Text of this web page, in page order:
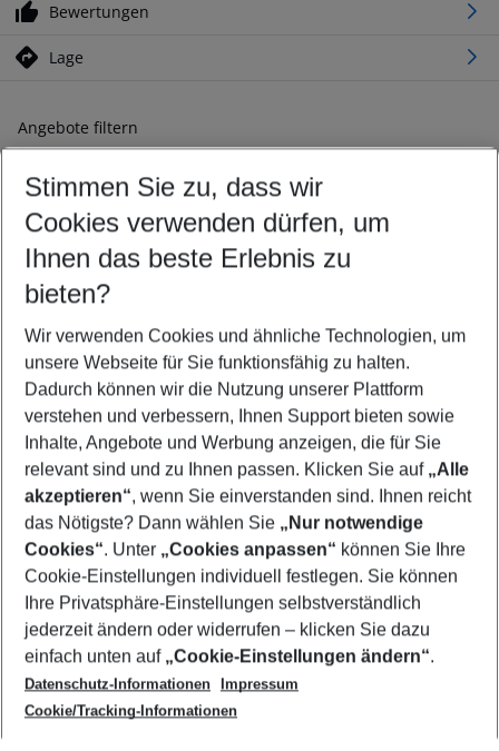
Bewertungen
Lage
Angebote filtern
Ändern Sie Ihre Kriterien nach Ihren Wünschen
Abflughafen wählen
Beliebiger Abflughafen
Reisezeitraum wählen
10.08.26– 08.08.27 5-8 Nächte
2 Erwachsene Keine Kinder
Mehr Filter anzeigen
Footer
Footer navigation
Über uns
AGB
Cookie-Einstellungen ändern
Cookie-Richtlinie
Datenschutz
Service & Hilfe
Barrierefreies Reisen
Check-in
Folgen Sie uns
Stimmen Sie zu, dass wir
Cookies verwenden dürfen, um
Ihnen das beste Erlebnis zu
bieten?
Wir verwenden Cookies und ähnliche Technologien, um
unsere Webseite für Sie funktionsfähig zu halten.
Dadurch können wir die Nutzung unserer Plattform
verstehen und verbessern, Ihnen Support bieten sowie
Inhalte, Angebote und Werbung anzeigen, die für Sie
relevant sind und zu Ihnen passen. Klicken Sie auf „Alle
akzeptieren“, wenn Sie einverstanden sind. Ihnen reicht
das Nötigste? Dann wählen Sie „Nur notwendige
Cookies“. Unter „Cookies anpassen“ können Sie Ihre
Cookie-Einstellungen individuell festlegen. Sie können
Ihre Privatsphäre-Einstellungen selbstverständlich
jederzeit ändern oder widerrufen – klicken Sie dazu
einfach unten auf „Cookie-Einstellungen ändern“.
Datenschutz-Informationen
Impressum
Cookie/Tracking-Informationen